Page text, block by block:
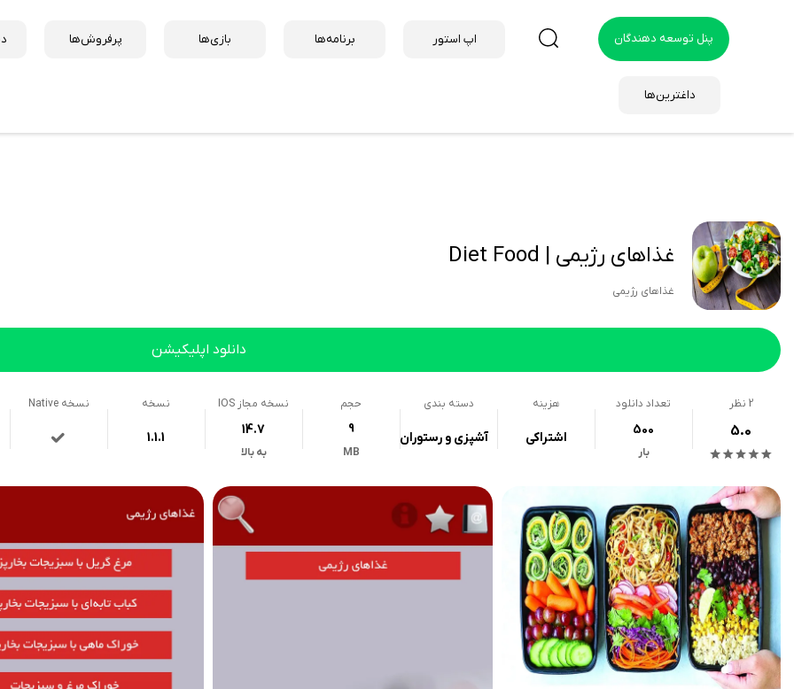
پنل توسعه دهندگان اپ استور برنامه‌ها بازی‌ها پرفروش‌ها
داغترین‌ها
غذاهای رژیمی | Diet Food
غذاهای رژیمی
دانلود اپلیکیشن
2 نظر
5.0
تعداد دانلود
500
بار
هزینه
اشتراکی
دسته بندی
آشپزی و رستوران
حجم
9
MB
نسخه مجاز IOS
14.7
به بالا
نسخه
1.1.1
نسخه Native